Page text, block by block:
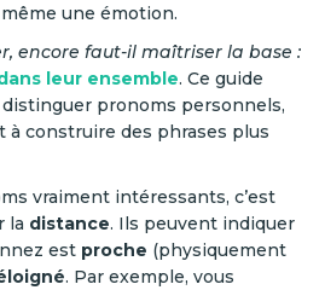
une émotion.
encore faut-il maîtriser la base :
leur ensemble. Ce guide
pronoms personnels,
à construire des phrases plus
vraiment intéressants, c’est
la distance. Ils peuvent indiquer
est proche (physiquement
. Par exemple, vous